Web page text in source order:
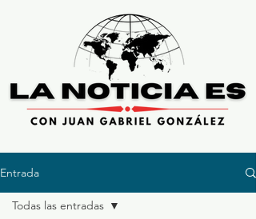
Entrada
Todas las entradas